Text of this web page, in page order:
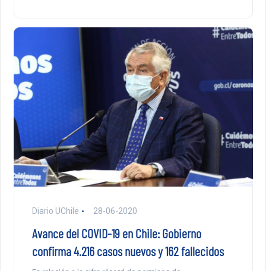
Diario UChile 28-06-2020
Avance del COVID-19 en Chile: Gobierno
confirma 4.216 casos nuevos y 162 fallecidos